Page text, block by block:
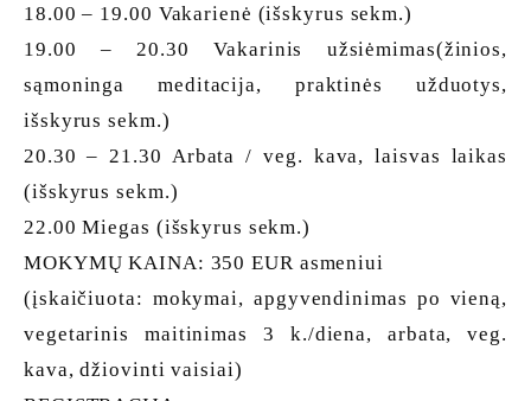
18.00 – 19.00 Vakarienė (išskyrus sekm.)
19.00 – 20.30 Vakarinis užsiėmimas(žinios,
sąmoninga meditacija, praktinės užduotys,
išskyrus sekm.)
20.30 – 21.30 Arbata / veg. kava, laisvas laikas
(išskyrus sekm.)
22.00 Miegas (išskyrus sekm.)
MOKYMŲ KAINA: 350 EUR asmeniui
(įskaičiuota: mokymai, apgyvendinimas po vieną,
vegetarinis maitinimas 3 k./diena, arbata, veg.
kava, džiovinti vaisiai)